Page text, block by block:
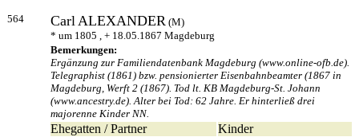
564 CarlALEXANDER (M)
* um 1805 , + 18.05.1867 Magdeburg
Bemerkungen:
Ergänzung zur Familiendatenbank Magdeburg (www.online-ofb.de).
Telegraphist (1861) bzw. pensionierter Eisenbahnbeamter (1867 in
Magdeburg, Werft 2 (1867). Tod lt. KB Magdeburg-St. Johann
(www.ancestry.de). Alter bei Tod: 62 Jahre. Er hinterließ drei
majorenne Kinder NN.
Ehegatten / Partner Kinder